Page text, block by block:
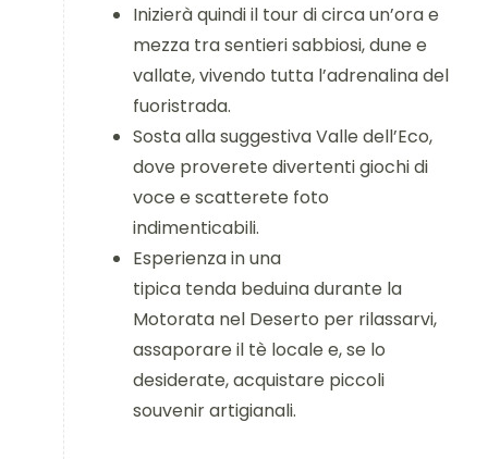
Inizierà quindi il tour di circa un’ora e
mezza tra sentieri sabbiosi, dune e
vallate, vivendo tutta l’adrenalina del
fuoristrada.
Sosta alla suggestiva Valle dell’Eco,
dove proverete divertenti giochi di
voce e scatterete foto
indimenticabili.
Esperienza in una
tipica tenda beduina durante la
Motorata nel Deserto per rilassarvi,
assaporare il tè locale e, se lo
desiderate, acquistare piccoli
souvenir artigianali.